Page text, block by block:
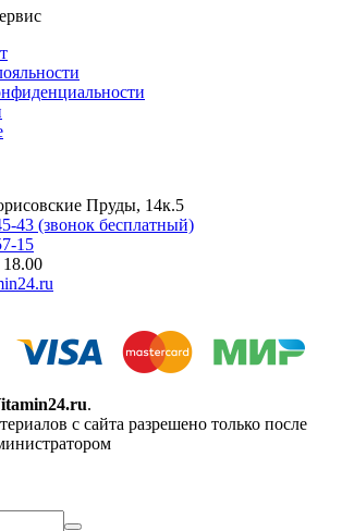
Пруды, 14к.5
43 (звонок бесплатный)
15
.
с сайта разрешено только после